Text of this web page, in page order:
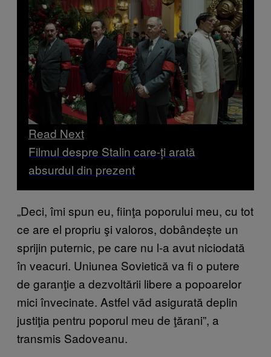
Read Next
Filmul despre Stalin care-ți arată
absurdul din prezent
„Deci, îmi spun eu, fiinţa poporului meu, cu tot
ce are el propriu şi valoros, dobândește un
sprijin puternic, pe care nu l-a avut niciodată
în veacuri. Uniunea Sovietică va fi o putere
de garanţie a dezvoltării libere a popoarelor
mici învecinate. Astfel văd asigurată deplin
justiţia pentru poporul meu de ţărani”, a
transmis Sadoveanu.